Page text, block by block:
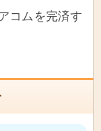
コムを完済す